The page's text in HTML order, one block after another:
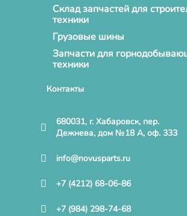
Склад запчастей для
техники
Грузовые шины
Запчасти для
техники
Контакты
680031, г. Хабаровск, пер.
Дежнева, дом №18 А, оф. 333
info@novusparts.ru
+7 (4212) 68-06-86
+7 (984) 298-74-68